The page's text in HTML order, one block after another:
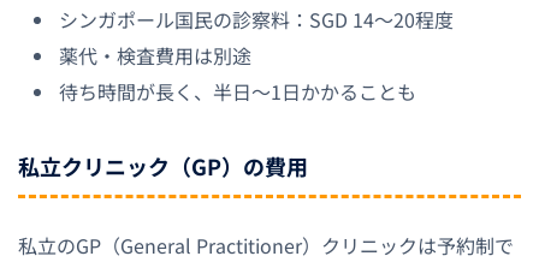
シンガポール国民の診察料：SGD 14〜20程度
薬代・検査費用は別途
待ち時間が長く、半日〜1日かかることも
私立クリニック（GP）の費用
私立のGP（General Practitioner）クリニックは予約制で